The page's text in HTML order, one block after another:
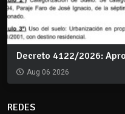
Decreto 4122/2026:
Aug 06 2026
REDES